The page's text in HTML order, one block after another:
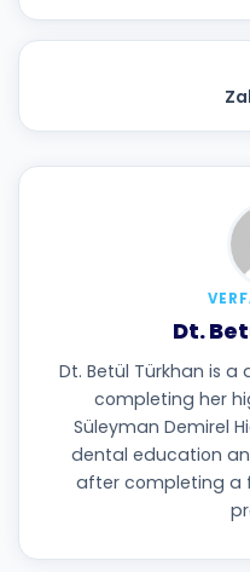
Dt.
Dt. Betül Türkhan is a
completing her
Süleyman Demirel
dental education
after completing a